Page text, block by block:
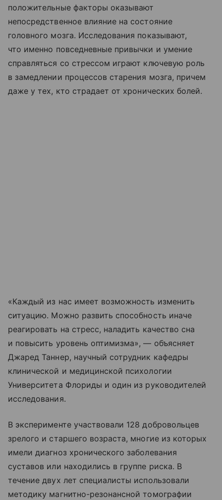
положительные факторы оказывают
непосредственное влияние на состояние
головного мозга. Исследования показывают,
что именно повседневные привычки и умение
справляться со стрессом играют ключевую роль
в замедлении процессов старения мозга, причем
даже у тех, кто страдает от хронических болей.
«Каждый из нас имеет возможность изменить
ситуацию. Можно развить способность иначе
реагировать на стресс, наладить качество сна
и повысить уровень оптимизма», — объясняет
Джаред Таннер, научный сотрудник кафедры
клинической и медицинской психологии
Университета Флориды и один из руководителей
исследования.
В эксперименте участвовали 128 добровольцев
зрелого и старшего возраста, многие из которых
имели диагноз хронического заболевания
суставов или находились в группе риска. В
течение двух лет специалисты использовали
методику магнитно-резонансной томографии